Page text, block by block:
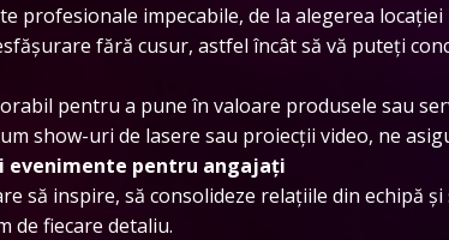
profesionale impecabile, de la alegerea
fără cusur, astfel încât să vă puteți
pentru a pune în valoare produsele sau
show-uri de lasere sau proiecții video, ne
evenimente pentru angajați
să inspire, să consolideze relațiile din echipă
de fiecare detaliu.